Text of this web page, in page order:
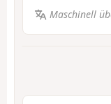
Maschinell